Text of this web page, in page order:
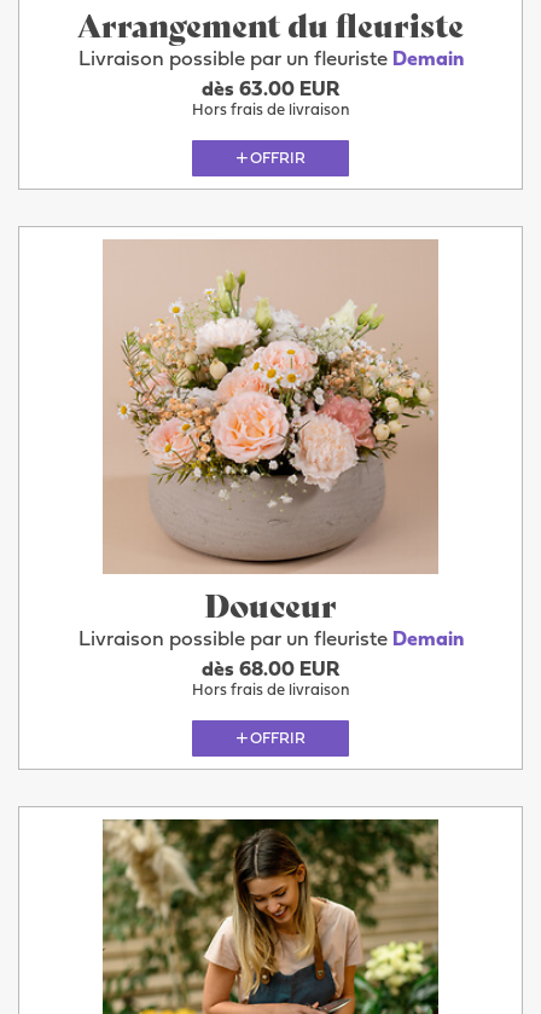
Arrangement du fleuriste
Livraison possible par un fleuriste Demain
dès 63.00 EUR
Hors frais de livraison
OFFRIR
Douceur
Livraison possible par un fleuriste Demain
dès 68.00 EUR
Hors frais de livraison
OFFRIR